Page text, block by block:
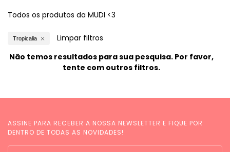
Todos os produtos da MUDI <3
Tropicalia
Limpar filtros
Não temos resultados para sua pesquisa. Por favor,
tente com outros filtros.
ASSINE PARA RECEBER A NOSSA NEWSLETTER E FIQUE POR
DENTRO DE TODAS AS NOVIDADES!